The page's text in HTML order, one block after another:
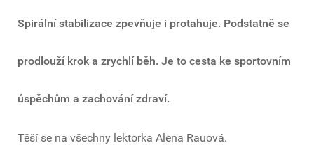
Spirální stabilizace zpevňuje i protahuje. Podstatně se
prodlouží krok a zrychlí běh. Je to cesta ke sportovním
úspěchům a zachování zdraví.
Těší se na všechny lektorka Alena Rauová.